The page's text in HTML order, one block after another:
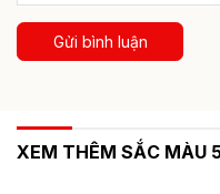
Gửi bình luận
XEM THÊM SẮC MÀU